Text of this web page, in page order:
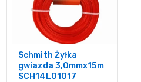
Schmith Żyłka
gwiazda 3,0mmx15m
SCH14L01017